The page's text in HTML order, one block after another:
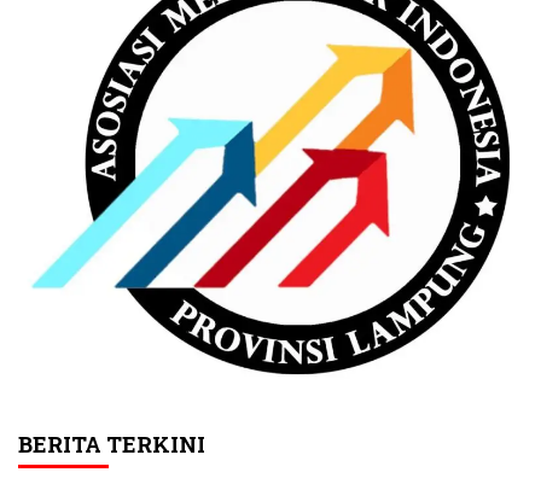
BERITA TERKINI